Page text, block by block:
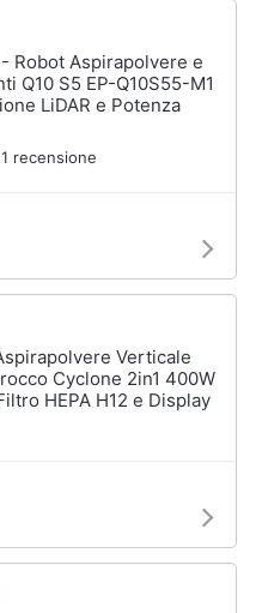
- Robot Aspirapolvere e
Q10 S5 EP-Q10S55-M1
LiDAR e Potenza
1 recensione
Verticale
Cyclone 2in1 400W
HEPA H12 e Display